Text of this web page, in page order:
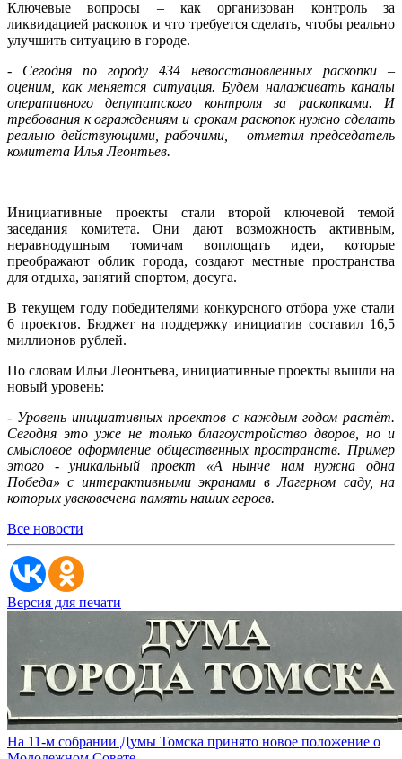
Ключевые вопросы – как организован контроль за
ликвидацией раскопок и что требуется сделать, чтобы реально
улучшить ситуацию в городе.
- Сегодня по городу 434 невосстановленных раскопки –
оценим, как меняется ситуация. Будем налаживать каналы
оперативного депутатского контроля за раскопками. И
требования к ограждениям и срокам раскопок нужно сделать
реально действующими, рабочими, – отметил председатель
комитета Илья Леонтьев.
Инициативные проекты стали второй ключевой темой
заседания комитета. Они дают возможность активным,
неравнодушным томичам воплощать идеи, которые
преображают облик города, создают местные пространства
для отдыха, занятий спортом, досуга.
В текущем году победителями конкурсного отбора уже стали
6 проектов. Бюджет на поддержку инициатив составил 16,5
миллионов рублей.
По словам Ильи Леонтьева, инициативные проекты вышли на
новый уровень:
- Уровень инициативных проектов с каждым годом растёт.
Сегодня это уже не только благоустройство дворов, но и
смысловое оформление общественных пространств. Пример
этого - уникальный проект «А нынче нам нужна одна
Победа» с интерактивными экранами в Лагерном саду, на
которых увековечена память наших героев.
Все новости
Версия для печати
На 11-м собрании Думы Томска принято новое положение о